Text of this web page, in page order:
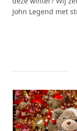
John Legend met